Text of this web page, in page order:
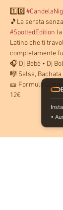
1️⃣0️⃣
🎵La serata
#SpottedEdition
Latino che ti
completamente
🎧 Dj Bebè • Dj
🎼 Salsa, Bachata
🎫 Formula
12€
•